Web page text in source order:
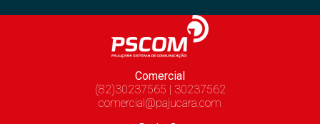
Comercial
(82)30237565 | 30237562
comercial@pajucara.com